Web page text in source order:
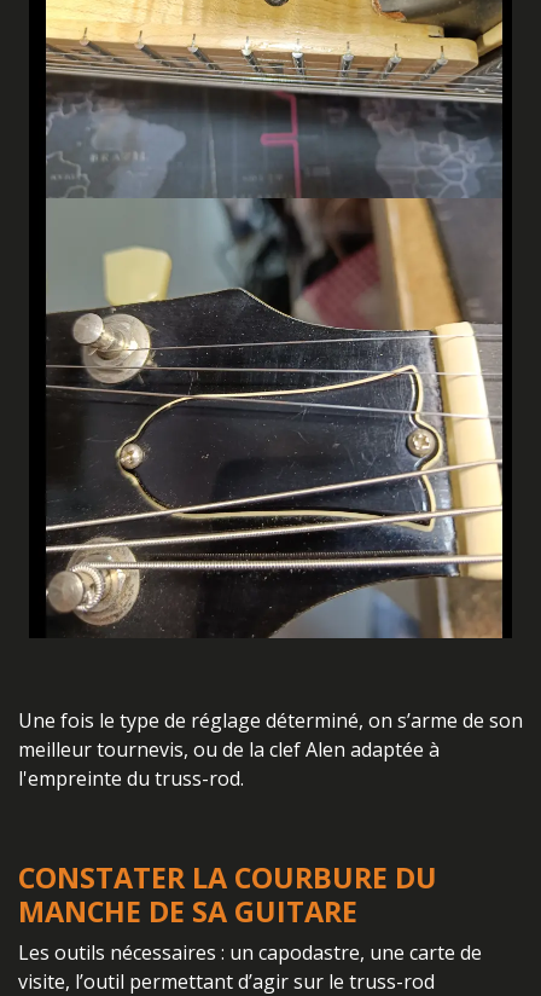
Une fois le type de réglage déterminé, on s’arme de son
meilleur tournevis, ou de la clef Alen adaptée à
l'empreinte du truss-rod.
CONSTATER LA COURBURE DU
MANCHE DE SA GUITARE
Les outils nécessaires : un capodastre, une carte de
visite, l’outil permettant d’agir sur le truss-rod